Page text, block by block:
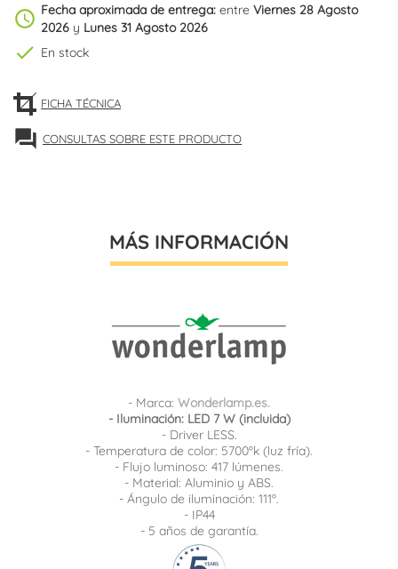
schedule Fecha aproximada de entrega: entre Viernes 28 Agosto
2026 y Lunes 31 Agosto 2026
check En stock
FICHA TÉCNICA
forum CONSULTAS SOBRE ESTE PRODUCTO
MÁS INFORMACIÓN
- Marca: Wonderlamp.es.
- Iluminación: LED 7 W (incluida)
- Driver LESS.
- Temperatura de color: 5700ºk (luz fría).
- Flujo luminoso: 417 lúmenes.
- Material: Aluminio y ABS.
- Ángulo de iluminación: 111º.
- IP44
- 5 años de garantía.